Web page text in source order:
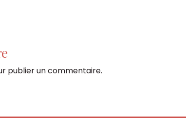
publier un commentaire.